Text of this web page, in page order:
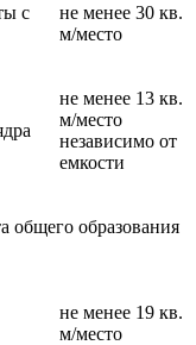
с
не менее 30 кв.
м/место
не менее 13 кв.
м/место
независимо от
емкости
общего образования
не менее 19 кв.
м/место